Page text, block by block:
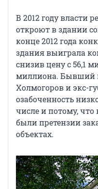
В 2012 году власти
откроют в здании
конце 2012 года
здания выиграла
снизив цену с 56,1
миллиона. Бывший
Холмогоров и экс-
озабоченность
числе и потому,
были претензии
объектах.